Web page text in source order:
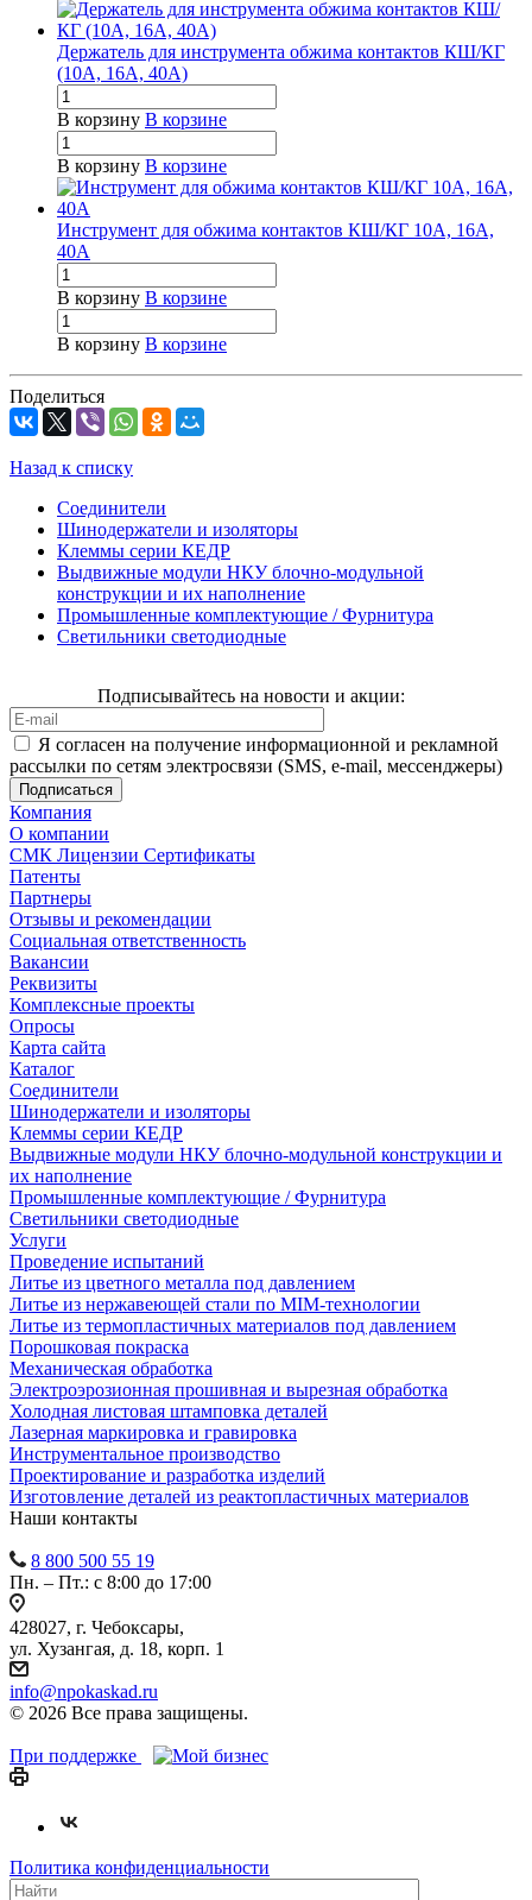
Держатель для инструмента обжима контактов КШ/КГ
(10А, 16А, 40А)
В корзину В корзине
В корзину В корзине
Инструмент для обжима контактов КШ/КГ 10А, 16А,
40А
В корзину В корзине
В корзину В корзине
Поделиться
Назад к списку
Соединители
Шинодержатели и изоляторы
Клеммы серии КЕДР
Выдвижные модули НКУ блочно-модульной
конструкции и их наполнение
Промышленные комплектующие / Фурнитура
Светильники светодиодные
Подписывайтесь на новости и акции:
Я согласен на получение информационной и рекламной
рассылки по сетям электросвязи (SMS, e-mail, мессенджеры)
Компания
О компании
СМК Лицензии Сертификаты
Патенты
Партнеры
Отзывы и рекомендации
Социальная ответственность
Вакансии
Реквизиты
Комплексные проекты
Опросы
Карта сайта
Каталог
Соединители
Шинодержатели и изоляторы
Клеммы серии КЕДР
Выдвижные модули НКУ блочно-модульной конструкции и
их наполнение
Промышленные комплектующие / Фурнитура
Светильники светодиодные
Услуги
Проведение испытаний
Литье из цветного металла под давлением
Литье из нержавеющей стали по MIM-технологии
Литье из термопластичных материалов под давлением
Порошковая покраска
Механическая обработка
Электроэрозионная прошивная и вырезная обработка
Холодная листовая штамповка деталей
Лазерная маркировка и гравировка
Инструментальное производство
Проектирование и разработка изделий
Изготовление деталей из реактопластичных материалов
Наши контакты
8 800 500 55 19
Пн. – Пт.: с 8:00 до 17:00
428027, г. Чебоксары,
ул. Хузангая, д. 18, корп. 1
info@npokaskad.ru
© 2026 Все права защищены.
При поддержке
Политика конфиденциальности